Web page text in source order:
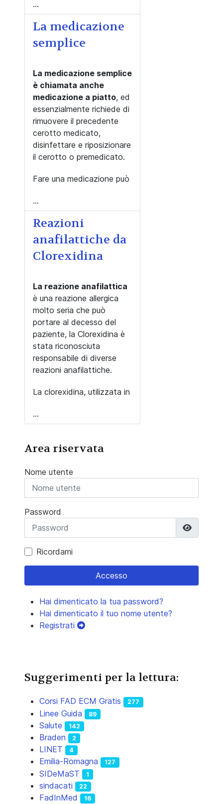
...
La medicazione
semplice
La medicazione semplice
è chiamata anche
medicazione a piatto, ed
essenzialmente richiede di
rimuovere il precedente
cerotto medicato,
disinfettare e riposizionare
il cerotto o premedicato.
Fare una medicazione può
...
Reazioni
anafilattiche da
Clorexidina
La reazione anafilattica
è una reazione allergica
molto seria che può
portare al decesso del
paziente, la Clorexidina è
stata riconosciuta
responsabile di diverse
reazioni anafilattiche.
La clorexidina, utilizzata in
...
Area riservata
Nome utente
Password
Ricordami
Accesso
Hai dimenticato la tua password?
Hai dimenticato il tuo nome utente?
Registrati
Suggerimenti per la lettura:
Corsi FAD ECM Gratis 277
Linee Guida 89
Salute 142
Braden 2
LINET 4
Emilia-Romagna 127
SIDeMaST 1
sindacati 22
FadInMed 16